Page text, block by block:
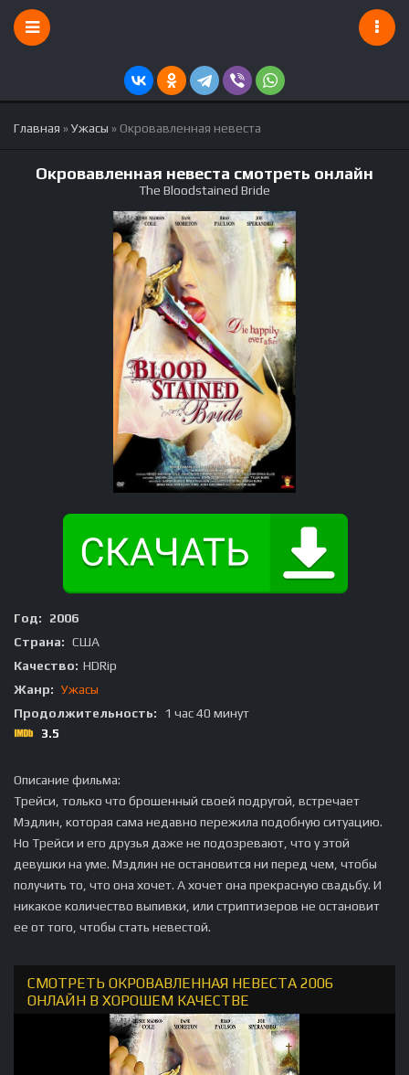
Главная »Ужасы » Окровавленная невеста
Окровавленная невеста смотреть онлайн
The Bloodstained Bride
Год:
2006
Страна: США
Качество: HDRip
Жанр: Ужасы
Продолжительность:
1 час 40 минут
3.5
Описание фильма:
Трейси, только что брошенный своей подругой, встречает
Мэдлин, которая сама недавно пережила подобную ситуацию.
Но Трейси и его друзья даже не подозревают, что у этой
девушки на уме. Мэдлин не остановится ни перед чем, чтобы
получить то, что она хочет. А хочет она прекрасную свадьбу. И
никакое количество выпивки, или стриптизеров не остановит
ее от того, чтобы стать невестой.
СМОТРЕТЬ ОКРОВАВЛЕННАЯ НЕВЕСТА 2006
ОНЛАЙН В ХОРОШЕМ КАЧЕСТВЕ